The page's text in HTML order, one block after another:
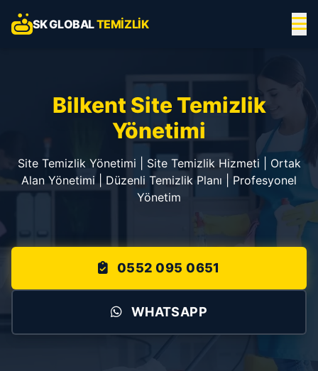
SK GLOBALTEMIZLIK
Bilkent Site Temizlik
Yönetimi
Site Temizlik Yönetimi | Site Temizlik Hizmeti | Ortak
Alan Yönetimi | Düzenli Temizlik Planı | Profesyonel
Yönetim
0552 095 0651
WHATSAPP